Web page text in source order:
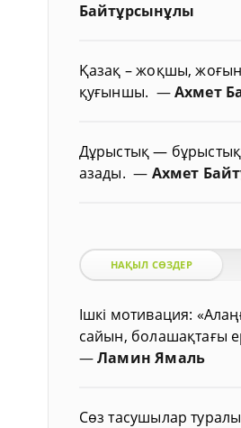
Байтұрсынұлы
Қазақ – жоқшы, жоғын
қуғыншы. —Ахмет
Дұрыстық —
азады.— Ахмет
НАҚЫЛ СӨЗДЕР
Ішкі мотивация:
сайын, болашақтағы
—Ламин Ямаль
Сөз тасушылар